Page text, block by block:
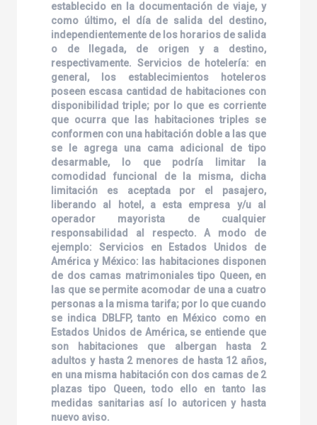
establecido en la documentación de viaje, y
como último, el día de salida del destino,
independientemente de los horarios de salida
o de llegada, de origen y a destino,
respectivamente. Servicios de hotelería: en
general, los establecimientos hoteleros
poseen escasa cantidad de habitaciones con
disponibilidad triple; por lo que es corriente
que ocurra que las habitaciones triples se
conformen con una habitación doble a las que
se le agrega una cama adicional de tipo
desarmable, lo que podría limitar la
comodidad funcional de la misma, dicha
limitación es aceptada por el pasajero,
liberando al hotel, a esta empresa y/u al
operador mayorista de cualquier
responsabilidad al respecto. A modo de
ejemplo: Servicios en Estados Unidos de
América y México: las habitaciones disponen
de dos camas matrimoniales tipo Queen, en
las que se permite acomodar de una a cuatro
personas a la misma tarifa; por lo que cuando
se indica DBLFP, tanto en México como en
Estados Unidos de América, se entiende que
son habitaciones que albergan hasta 2
adultos y hasta 2 menores de hasta 12 años,
en una misma habitación con dos camas de 2
plazas tipo Queen, todo ello en tanto las
medidas sanitarias así lo autoricen y hasta
nuevo aviso.